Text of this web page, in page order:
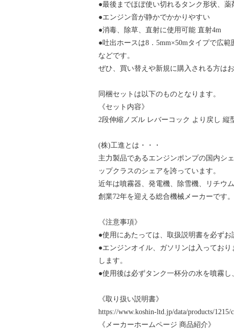
●最後までほぼ使い切れるタンク形状、
●エンジン音が静かでかかりやすい
●消毒、除草、直射に使用可能 直射4m
●吐出ホースは8．5mm×50mタイプで広範
などです。
ぜひ、買い替えや新規に購入される方はお
同梱セットは以下のものとなります。
《セット内容》
2段伸縮ノズル レバーコック より戻し 縦
(株)工進とは・・・
主力製品であるエンジンポンプの国内シ
ップクラスのシェアを誇っています。
近年は噴霧器、発電機、除雪機、リチウ
創業72年を迎える総合機械メーカーです。
《注意事項》
●使用にあたっては、取扱説明書を必ずお
●エンジンオイル、ガソリンは入ってお
します。
●使用後は必ずタンク一杯分の水を噴霧
《取り扱い説明書》
https://www.koshin-ltd.jp/data/products/1215/
《メーカーホームページ 商品紹介》